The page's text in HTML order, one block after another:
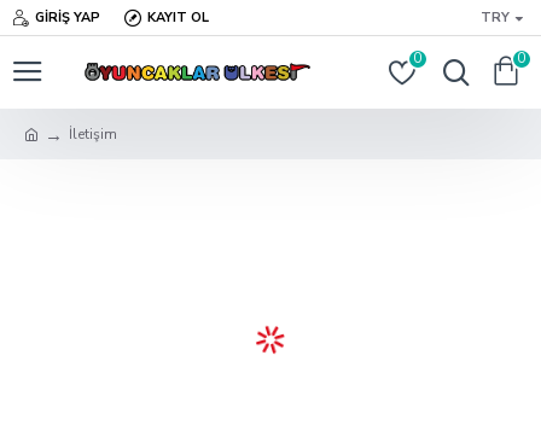
GIRIŞ YAP KAYIT OL TRY
0 0
İletişim